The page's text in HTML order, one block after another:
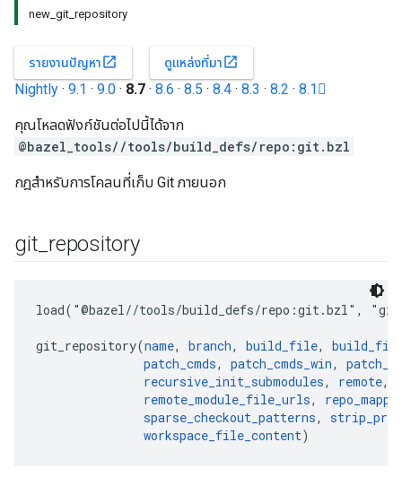
new_git_repository
รายงานปัญหาopen_in_new ดูแหล่งที่มาopen_in_new
Nightly · 9.1 · 9.0 · 8.7 · 8.6 · 8.5 · 8.4 · 8.3 · 8.2 · 8.1
คุณโหลดฟังก์ชันต่อไปนี้ได้จาก
@bazel_tools//tools/build_defs/repo:git.bzl
กฎสำหรับการโคลนที่เก็บ Git ภายนอก
git repository
load("@bazel//tools/build_defs/repo:git.bzl",
git_repository(name, branch, build_file,
patch_cmds, patch_cmds_win,
recursive_init_submodules, remote,
remote_module_file_urls,
sparse_checkout_patterns,
workspace_file_content